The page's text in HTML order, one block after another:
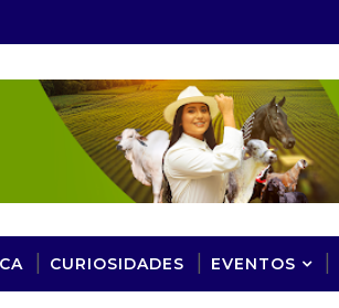
CURIOSIDADES EVENTOS